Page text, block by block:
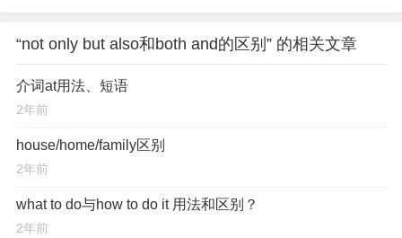
“not only but also和both and的区别” 的相关文章
介词at用法、短语
2年前
house/home/family区别
2年前
what to do与how to do it 用法和区别？
2年前